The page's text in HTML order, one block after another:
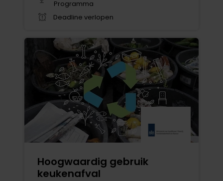
Programma
Deadline verlopen
Hoogwaardig gebruik
keukenafval